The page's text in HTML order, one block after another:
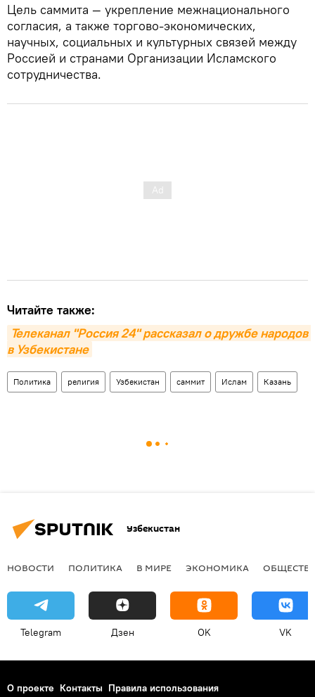
Цель саммита — укрепление межнационального
согласия, а также торгово-экономических,
научных, социальных и культурных связей между
Россией и странами Организации Исламского
сотрудничества.
Читайте также:
Телеканал "Россия 24" рассказал о дружбе народов
в Узбекистане
Политика религия Узбекистан саммит Ислам Казань
Узбекистан
НОВОСТИ ПОЛИТИКА В МИРЕ ЭКОНОМИКА
Telegram Дзен OK VK
О проекте Контакты Правила использования